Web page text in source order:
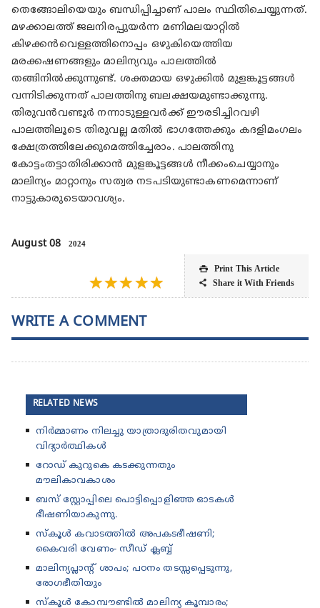
തെങ്ങോലിയെയും ബന്ധിപ്പിച്ചാണ് പാലം സ്ഥിതിചെയ്യുന്നത്.
മഴക്കാലത്ത് ജലനിരപ്പുയർന്ന മണിമലയാറ്റിൽ
കിഴക്കൻവെള്ളത്തിനൊപ്പം ഒഴുകിയെത്തിയ
മരക്കഷണങ്ങളും മാലിന്യവും പാലത്തിൽ
തങ്ങിനിൽക്കുന്നുണ്ട്. ശക്തമായ ഒഴുക്കിൽ മുളങ്കൂട്ടങ്ങൾ
വന്നിടിക്കുന്നത് പാലത്തിനു ബലക്ഷയമുണ്ടാക്കുന്നു.
തിരുവൻവണ്ടൂർ നന്നാടുള്ളവർക്ക് ഈരടിച്ചിറവഴി
പാലത്തിലൂടെ തിരുവല്ല മതിൽ ഭാഗത്തേക്കും കദളിമംഗലം
ക്ഷേത്രത്തിലേക്കുമെത്തിച്ചേരാം. പാലത്തിനു
കോട്ടംതട്ടാതിരിക്കാൻ മുളങ്കൂട്ടങ്ങൾ നീക്കംചെയ്യാനും
മാലിന്യം മാറ്റാനും സത്വര നടപടിയുണ്ടാകണമെന്നാണ്
നാട്ടുകാരുടെയാവശ്യം.
August 08 2024
 Print This Article
 Share it With Friends
★★★★★
WRITE A COMMENT
RELATED NEWS
നിർമ്മാണം നിലച്ചു യാത്രാദുരിതവുമായി
വിദ്യാർത്ഥികൾ
റോഡ് കുറുകെ കടക്കുന്നതും
മൗലികാവകാശം
ബസ് സ്റ്റോപ്പിലെ പൊട്ടിപ്പൊളിഞ്ഞ ഓടകൾ
ഭീഷണിയാകുന്നു.
സ്കൂൾ കവാടത്തിൽ അപകടഭീഷണി;
കൈവരി വേണം- സീഡ് ക്ലബ്ബ്
മാലിന്യപ്ലാന്റ് ശാപം; പഠനം തടസ്സപ്പെടുന്നു,
രോഗഭീതിയും
സ്കൂൾ കോമ്പൗണ്ടിൽ മാലിന്യ കൂമ്പാരം;